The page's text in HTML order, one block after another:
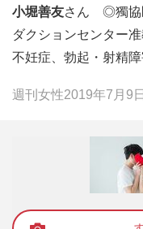
小堀善友さん ◎獨協
ダクションセンター
不妊症、勃起・射精
週刊女性2019年7月9